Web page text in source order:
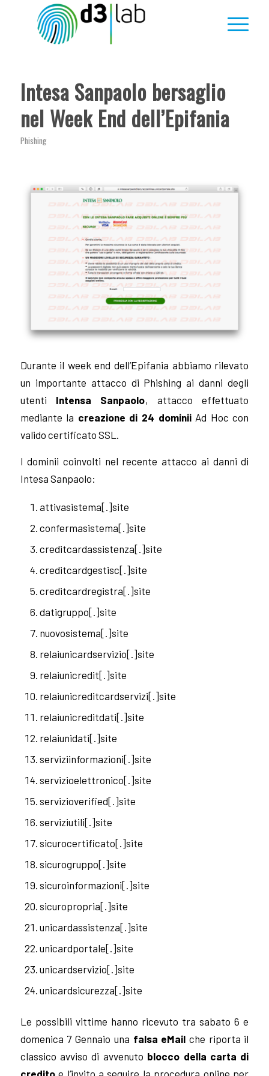
Intesa Sanpaolo bersaglio
nel Week End dell’Epifania
Phishing
Durante il week end dell’Epifania abbiamo rilevato
un importante attacco di Phishing ai danni degli
utenti Intensa Sanpaolo, attacco effettuato
mediante la creazione di 24 dominiiAd Hoc con
valido certificato SSL.
I dominii coinvolti nel recente attacco ai danni di
Intesa Sanpaolo:
attivasistema[.]site
confermasistema[.]site
creditcardassistenza[.]site
creditcardgestisc[.]site
creditcardregistra[.]site
datigruppo[.]site
nuovosistema[.]site
relaiunicardservizio[.]site
relaiunicredit[.]site
relaiunicreditcardservizi[.]site
relaiunicreditdati[.]site
relaiunidati[.]site
serviziinformazioni[.]site
servizioelettronico[.]site
servizioverified[.]site
serviziutili[.]site
sicurocertificato[.]site
sicurogruppo[.]site
sicuroinformazioni[.]site
sicuropropria[.]site
unicardassistenza[.]site
unicardportale[.]site
unicardservizio[.]site
unicardsicurezza[.]site
Le possibili vittime hanno ricevuto tra sabato 6 e
domenica 7 Gennaio una falsa eMail che riporta il
classico avviso di avvenuto blocco della carta di
creditoe l’invito a seguire la procedura online per